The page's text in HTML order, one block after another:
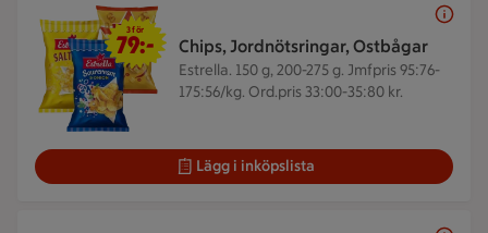
Chips, Jordnötsringar, Ostbågar
Estrella. 150 g, 200-275 g. Jmfpris 95:76-
175:56/kg. Ord.pris 33:00-35:80 kr.
3 för 79 kr
3 för
79:-
Lägg i inköpslista